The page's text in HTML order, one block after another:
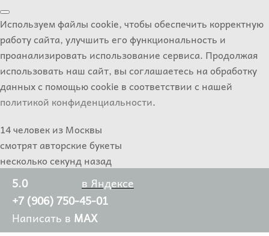
Используем файлы cookie, чтобы обеспечить корректную
работу сайта, улучшить его функциональность и
проанализировать использование сервиса. Продолжая
использовать наш сайт, вы соглашаетесь на обработку
данных с помощью cookie в соответствии с нашей
политикой конфиденциальности.
14 человек из Москвы
смотрят авторские букеты
несколько секунд назад
5.0
в Яндексе
+7 (906) 750-45-01
Написать в MAX